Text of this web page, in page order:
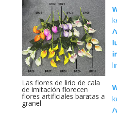
Las flores de lirio de cala
de imitación florecen
flores artificiales baratas a
granel
/
/